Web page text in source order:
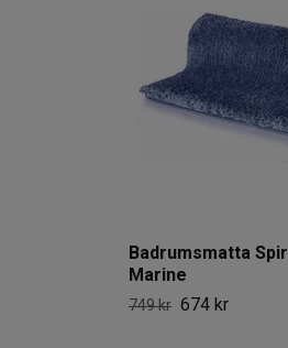
Badrumsmatta
Marine
749 kr 674 kr